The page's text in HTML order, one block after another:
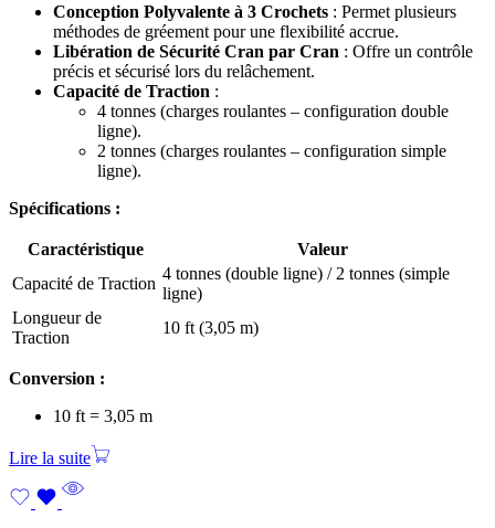
Conception Polyvalente à 3 Crochets : Permet plusieurs
méthodes de gréement pour une flexibilité accrue.
Libération de Sécurité Cran par Cran : Offre un contrôle
précis et sécurisé lors du relâchement.
Capacité de Traction :
4 tonnes (charges roulantes – configuration double
ligne).
2 tonnes (charges roulantes – configuration simple
ligne).
Spécifications :
Caractéristique
Valeur
Capacité de Traction
4 tonnes (double ligne) / 2 tonnes (simple
ligne)
Longueur de
Traction
10 ft (3,05 m)
Conversion :
10 ft = 3,05 m
Lire la suite